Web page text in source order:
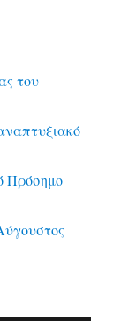
του
Πρόσημο